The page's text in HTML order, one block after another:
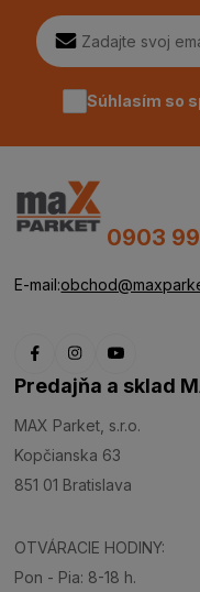
Súhlasím so
0903
E-mail:
Predajňa a sklad
MAX Parket, s.r.o.
Kopčianska 63
851 01 Bratislava
OTVÁRACIE HODINY:
Pon - Pia: 8-18 h.